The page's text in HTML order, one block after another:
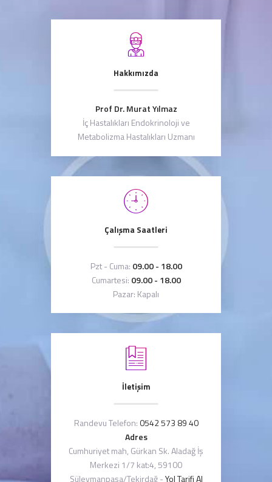
Hakkımızda
Prof Dr. Murat Yılmaz
İç Hastalıkları Endokrinoloji ve
Metabolizma Hastalıkları Uzmanı
Çalışma Saatleri
Pzt - Cuma: 09.00 - 18.00
Cumartesi: 09.00 - 18.00
Pazar: Kapalı
İletişim
Randevu Telefon: 0542 573 89 40
Adres
Cumhuriyet mah, Gürkan Sk. Aladağ İş
Merkezi 1/7 kat:4, 59100
Süleymanpaşa/Tekirdağ -Yol Tarifi Al